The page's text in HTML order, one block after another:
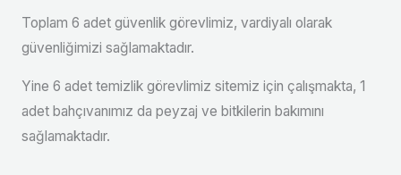
Toplam 6 adet güvenlik görevlimiz, vardiyalı olarak
güvenliğimizi sağlamaktadır.
Yine 6 adet temizlik görevlimiz sitemiz için çalışmakta, 1
adet bahçıvanımız da peyzaj ve bitkilerin bakımını
sağlamaktadır.